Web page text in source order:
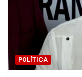
POLÍTICA